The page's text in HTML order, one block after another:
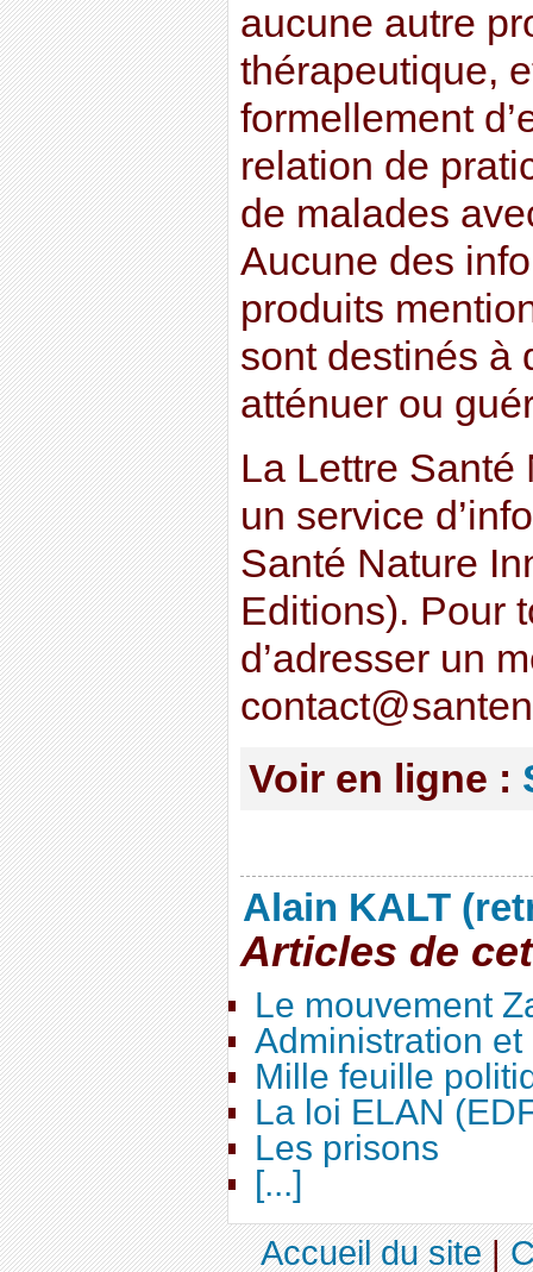
aucune autre
thérapeutique,
formellement
relation de
de malades
Aucune des
produits
sont destinés à
atténuer ou
La Lettre Santé
un service
Santé Nature
Editions). Pour
d’adresser un
Voir en ligne :
Alain KALT
Articles de
Le mouvement
Administration
Mille feuille
La loi ELAN
Les prisons
[...]
Accueil du site|